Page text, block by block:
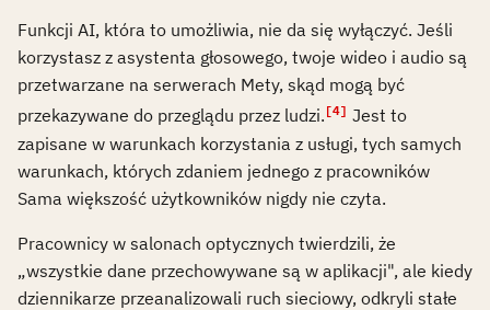
Funkcji AI, która to umożliwia, nie da się wyłączyć. Jeśli
korzystasz z asystenta głosowego, twoje wideo i audio są
przetwarzane na serwerach Mety, skąd mogą być
przekazywane do przeglądu przez ludzi. [4] Jest to
zapisane w warunkach korzystania z usługi, tych samych
warunkach, których zdaniem jednego z pracowników
Sama większość użytkowników nigdy nie czyta.
Pracownicy w salonach optycznych twierdzili, że
„wszystkie dane przechowywane są w aplikacji", ale kiedy
dziennikarze przeanalizowali ruch sieciowy, odkryli stałe